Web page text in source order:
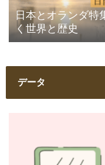
日本とオランダ
く世界と歴史
データ